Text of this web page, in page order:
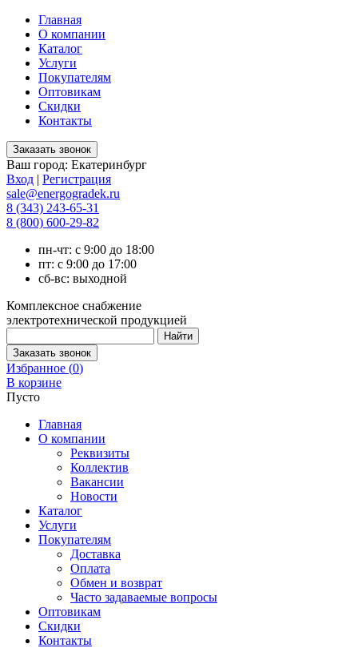
Главная
О компании
Каталог
Услуги
Покупателям
Оптовикам
Скидки
Контакты
Ваш город: Екатеринбург
Вход | Регистрация
sale@energogradek.ru
8 (343) 243-65-31
8 (800) 600-29-82
пн-чт: с 9:00 до 18:00
пт: с 9:00 до 17:00
сб-вс: выходной
Комплексное снабжение
электротехнической продукцией
Избранное (0)
В корзине
Пусто
Главная
О компании
Реквизиты
Коллектив
Вакансии
Новости
Каталог
Услуги
Покупателям
Доставка
Оплата
Обмен и возврат
Часто задаваемые вопросы
Оптовикам
Скидки
Контакты